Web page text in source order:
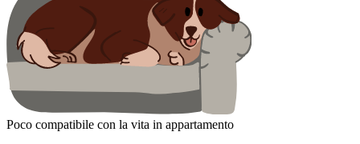
Poco compatibile con la vita in appartamento